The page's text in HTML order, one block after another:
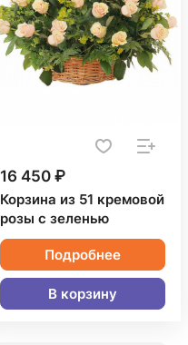
16 450 ₽
Корзина из 51 кремовой
розы с зеленью
Подробнее
В корзину